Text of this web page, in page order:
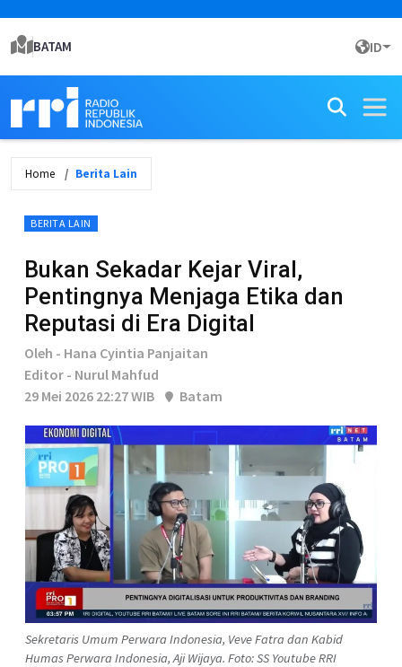
BATAM ID
Home Berita Lain
BERITA LAIN
Bukan Sekadar Kejar Viral,
Pentingnya Menjaga Etika dan
Reputasi di Era Digital
Oleh - Hana Cyintia Panjaitan
Editor - Nurul Mahfud
29 Mei 2026 22:27 WIB
Batam
Sekretaris Umum Perwara Indonesia, Veve Fatra dan Kabid
Humas Perwara Indonesia, Aji Wijaya. Foto: SS Youtube RRI